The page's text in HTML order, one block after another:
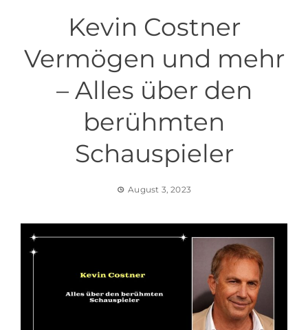
Kevin Costner
Vermögen und mehr
– Alles über den
berühmten
Schauspieler
August 3, 2023